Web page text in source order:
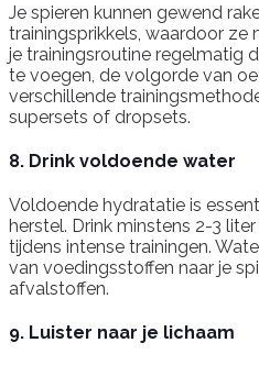
Je spieren kunnen gewend
trainingsprikkels, waardoor ze
je trainingsroutine regelmatig
te voegen, de volgorde van
verschillende
supersets of dropsets.
8. Drink voldoende water
Voldoende hydratatie is
herstel. Drink minstens 2-3
tijdens intense trainingen.
van voedingsstoffen naar je
afvalstoffen.
9. Luister naar je lichaam